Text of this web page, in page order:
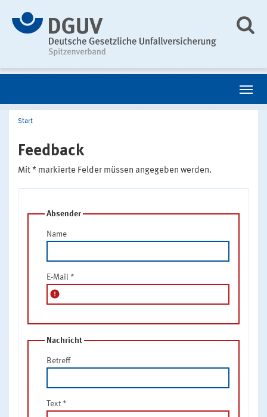
Start
Feedback
Mit * markierte Felder müssen angegeben werden.
Absender
Name
E-Mail *
error
Nachricht
Betreff
Text *